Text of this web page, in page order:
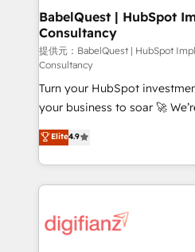
operations A little about us: • Boutique 'Elite' team of
12 • 150+ clients across Sales
Service Hub, Data Hub and
27001:2022, ISO 9001:2015,
certified - the AI
our AI governance
Ready for the next step? Click the 👈 '𝗖𝗼𝗻𝘁𝗮𝗰𝘁
𝗯𝘂𝘀𝗶𝗻𝗲𝘀𝘀' button to get in
𝘳𝘦𝘴𝘱𝘰𝘯𝘴𝘪𝘷𝘦)
BabelQuest | HubSpot
Consultancy
提供元：BabelQuest | HubSpot
Consultancy
Turn your HubSpot
your business to soar 🚀 We’re a team of accredited
HubSpot experts ready to help you.
implement the platform into
environments, optimise
sure you can actually use it,
for you and execute it on HubSpot. We
Elite4.9